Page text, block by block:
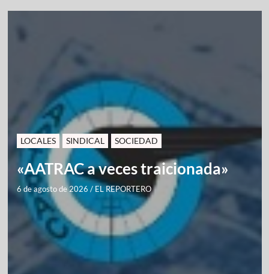
LOCALES SINDICAL SOCIEDAD
«AATRAC a veces traicionada»
6 de agosto de 2026 / EL REPORTERO